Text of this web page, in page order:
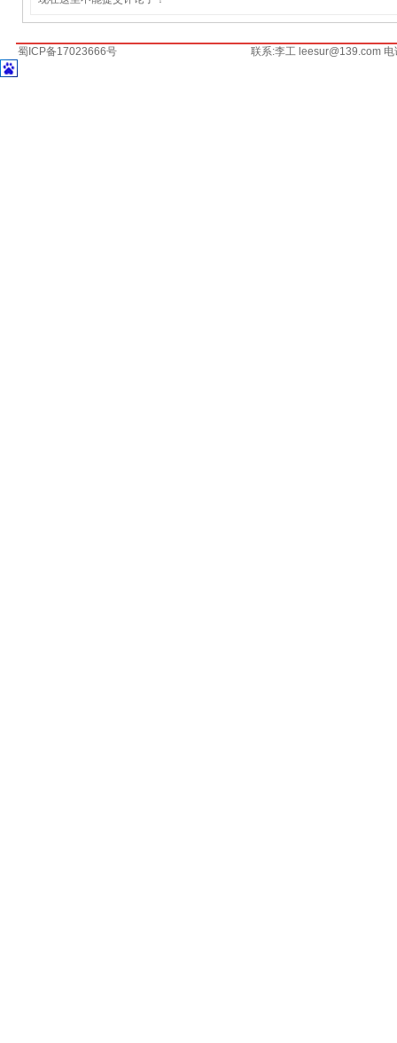
蜀ICP备17023666号 联系:李工 leesur@139.com